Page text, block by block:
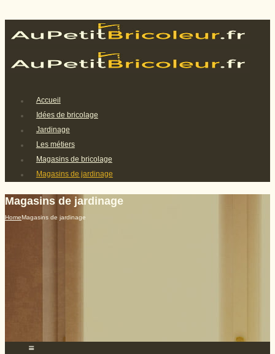
Accueil
Idées de bricolage
Jardinage
Les métiers
Magasins de bricolage
Magasins de jardinage
Magasins de jardinage
HomeMagasins de jardinage